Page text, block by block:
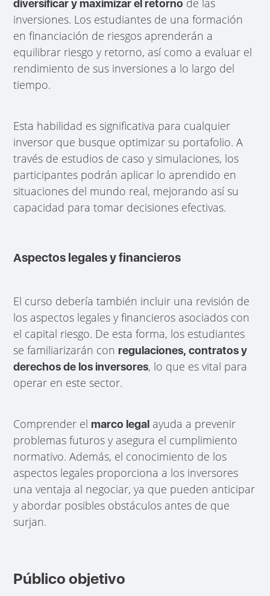
diversificar y maximizar el retorno de las
inversiones. Los estudiantes de una formación
en financiación de riesgos aprenderán a
equilibrar riesgo y retorno, así como a evaluar el
rendimiento de sus inversiones a lo largo del
tiempo.
Esta habilidad es significativa para cualquier
inversor que busque optimizar su portafolio. A
través de estudios de caso y simulaciones, los
participantes podrán aplicar lo aprendido en
situaciones del mundo real, mejorando así su
capacidad para tomar decisiones efectivas.
Aspectos legales y financieros
El curso debería también incluir una revisión de
los aspectos legales y financieros asociados con
el capital riesgo. De esta forma, los estudiantes
se familiarizarán conregulaciones, contratos y
derechos de los inversores, lo que es vital para
operar en este sector.
Comprender elmarco legal ayuda a prevenir
problemas futuros y asegura el cumplimiento
normativo. Además, el conocimiento de los
aspectos legales proporciona a los inversores
una ventaja al negociar, ya que pueden anticipar
y abordar posibles obstáculos antes de que
surjan.
Público objetivo